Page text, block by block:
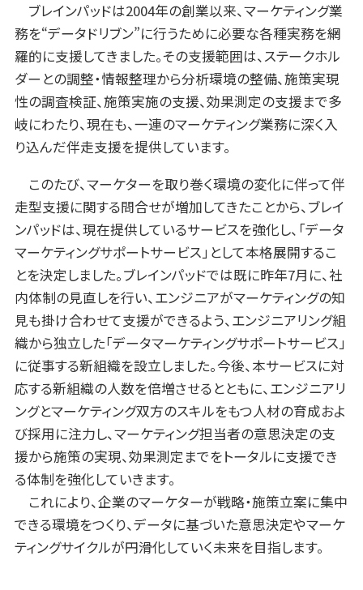
ブレインパッドは2004年の創業以来、マーケティング業
務を“データドリブン”に行うために必要な各種実務を網
羅的に支援してきました。その支援範囲は、ステークホル
ダーとの調整・情報整理から分析環境の整備、施策実現
性の調査検証、施策実施の支援、効果測定の支援まで多
岐にわたり、現在も、一連のマーケティング業務に深く入
り込んだ伴走支援を提供しています。
このたび、マーケターを取り巻く環境の変化に伴って伴
走型支援に関する問合せが増加してきたことから、ブレイ
ンパッドは、現在提供しているサービスを強化し、「データ
マーケティングサポートサービス」として本格展開するこ
とを決定しました。ブレインパッドでは既に昨年7月に、社
内体制の見直しを行い、エンジニアがマーケティングの知
見も掛け合わせて支援ができるよう、エンジニアリング組
織から独立した「データマーケティングサポートサービス」
に従事する新組織を設立しました。今後、本サービスに対
応する新組織の人数を倍増させるとともに、エンジニアリ
ングとマーケティング双方のスキルをもつ人材の育成およ
び採用に注力し、マーケティング担当者の意思決定の支
援から施策の実現、効果測定までをトータルに支援でき
る体制を強化していきます。
これにより、企業のマーケターが戦略・施策立案に集中
できる環境をつくり、データに基づいた意思決定やマーケ
ティングサイクルが円滑化していく未来を目指します。